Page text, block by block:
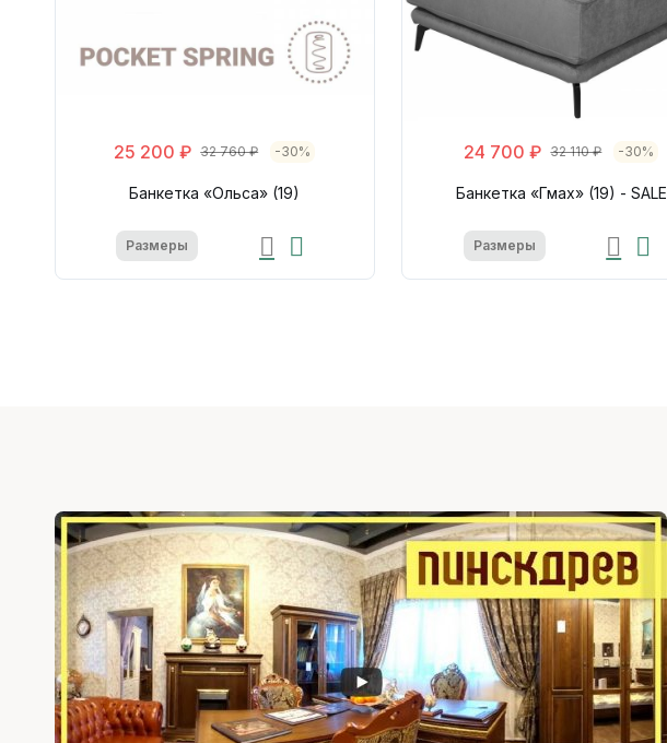
25 200 ₽ 32 760 ₽ -30%
Банкетка «Ольса» (19)
Размеры
24 700 ₽ 32 110 ₽ -30%
Банкетка «Гмах» (19) - SALE
Размеры